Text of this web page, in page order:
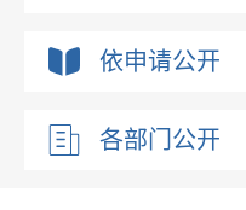
依申请公开
各部门公开